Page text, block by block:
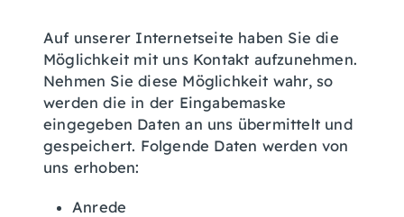
Auf unserer Internetseite haben Sie die
Möglichkeit mit uns Kontakt aufzunehmen.
Nehmen Sie diese Möglichkeit wahr, so
werden die in der Eingabemaske
eingegeben Daten an uns übermittelt und
gespeichert. Folgende Daten werden von
uns erhoben:
Anrede